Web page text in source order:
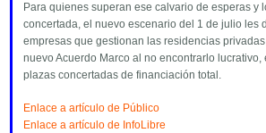
Para quienes superan ese calvario de esperas y
concertada, el nuevo escenario del 1 de julio les
empresas que gestionan las residencias
nuevo Acuerdo Marco al no encontrarlo
plazas concertadas de financiación total.
Enlace a artículo de Público
Enlace a artículo de InfoLibre